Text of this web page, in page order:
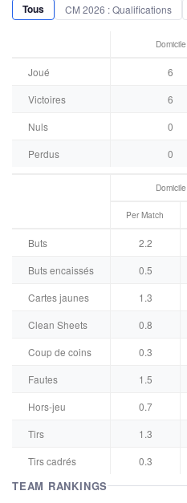
Tous CM 2026 : Qualifications
Domicile
Joué 6
Victoires
6
Nuls
0
Perdus
0
Domicile
Per Match
Buts 2.2
Buts encaissés
0.5
Cartes jaunes
1.3
Clean Sheets
0.8
Coup de coins
0.3
Fautes
1.5
Hors-jeu
0.7
Tirs
1.3
Tirs cadrés
0.3
TEAM RANKINGS